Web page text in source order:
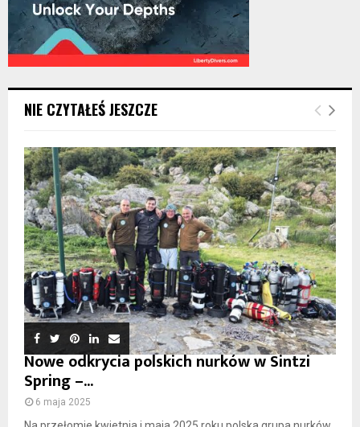
NIE CZYTAŁEŚ JESZCZE
Nowe odkrycia polskich nurków w Sintzi
Spring –...
6 maja 2025